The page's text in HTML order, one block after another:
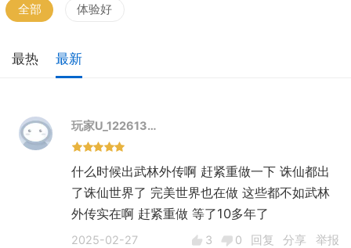
古装情景喜剧《武林外传》以其诙谐、幽默的对
率一直很高。该电视剧独到的“武林喜剧”思想，深入观
众心中。建立在此基础上的《武林外传》网络版，在
支持下，必将在暑期掀起新一轮网游风暴，带给玩家
全新游戏体验。
全部 体验好
最热 最新
玩家U_122613…
什么时候出武林外传啊 赶紧重做一下 诛仙都出
了诛仙世界了 完美世界也在做 这些都不如武林
外传实在啊 赶紧重做 等了10多年了
2025-02-27 3 0 回复 分享 举报